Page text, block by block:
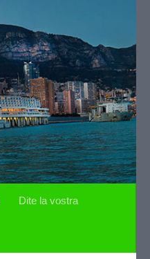
Dite la vostra